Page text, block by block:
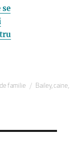
familie Etichete
Bailey,caine,